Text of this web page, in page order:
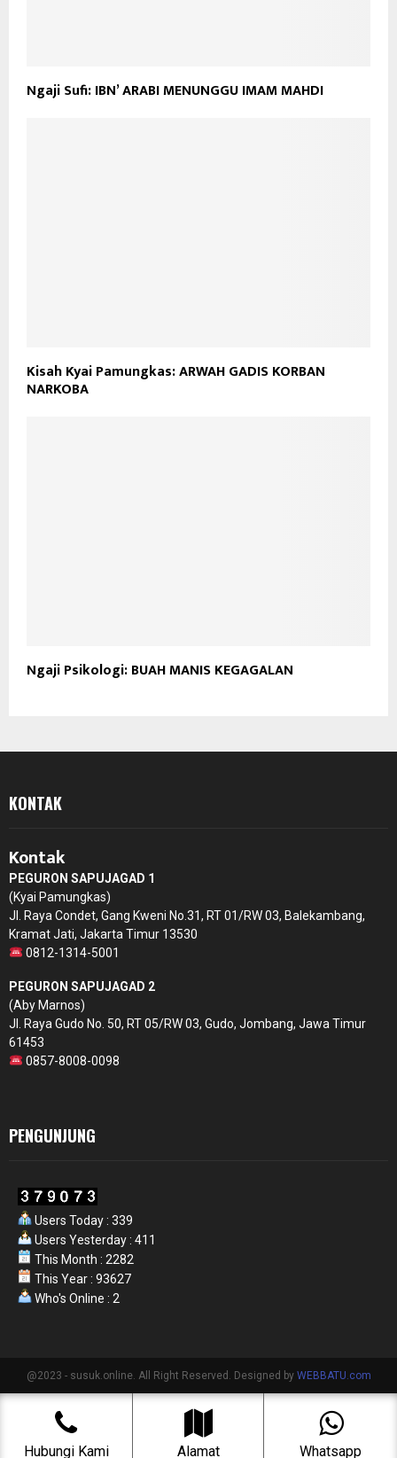
Ngaji Sufi: IBN’ ARABI MENUNGGU IMAM MAHDI
Kisah Kyai Pamungkas: ARWAH GADIS KORBAN
NARKOBA
Ngaji Psikologi: BUAH MANIS KEGAGALAN
KONTAK
Kontak
PEGURON SAPUJAGAD 1
(Kyai Pamungkas)
Jl. Raya Condet, Gang Kweni No.31, RT 01/RW 03, Balekambang,
Kramat Jati, Jakarta Timur 13530
0812-1314-5001
PEGURON SAPUJAGAD 2
(Aby Marnos)
Jl. Raya Gudo No. 50, RT 05/RW 03, Gudo, Jombang, Jawa Timur
61453
0857-8008-0098
PENGUNJUNG
Users Today : 339
Users Yesterday : 411
This Month : 2282
This Year : 93627
Who's Online : 2
@2023 - susuk.online. All Right Reserved. Designed by WEBBATU.com
Hubungi Kami Alamat Whatsapp